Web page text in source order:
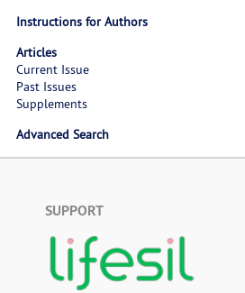
Instructions for Authors
Articles
Current Issue
Past Issues
Supplements
Advanced Search
SUPPORT